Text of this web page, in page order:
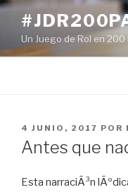
Ir
contenido
Un Juego de Rol en
PUBLICADO
EN
4 JUNIO, 2017 POR
Antes que
Esta narraciÃ³n